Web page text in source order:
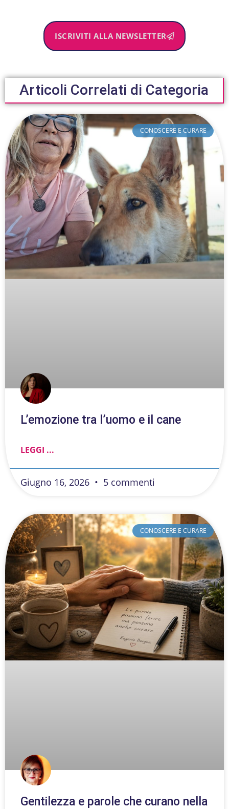
ISCRIVITI ALLA NEWSLETTER
Articoli Correlati di Categoria
CONOSCERE E CURARE
L’emozione tra l’uomo e il cane
LEGGI ...
Giugno 16, 2026 5 commenti
CONOSCERE E CURARE
Gentilezza e parole che curano nella